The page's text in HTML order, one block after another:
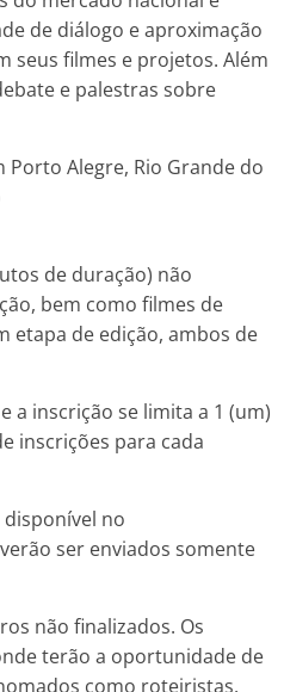
de diálogo e aproximação
seus filmes e projetos. Além
e palestras sobre
Porto Alegre, Rio Grande do
de duração) não
bem como filmes de
etapa de edição, ambos de
a inscrição se limita a 1 (um)
inscrições para cada
no
ser enviados somente
não finalizados. Os
terão a oportunidade de
como roteiristas,